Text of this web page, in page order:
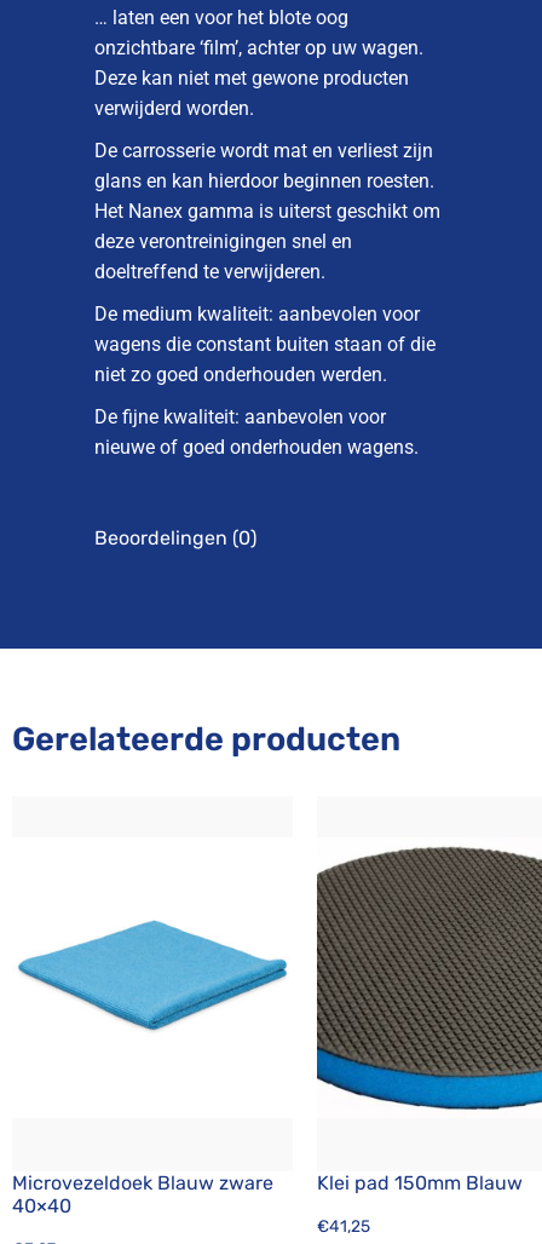
… laten een voor het blote oog
onzichtbare ‘film’, achter op uw wagen.
Deze kan niet met gewone producten
verwijderd worden.
De carrosserie wordt mat en verliest zijn
glans en kan hierdoor beginnen roesten.
Het Nanex gamma is uiterst geschikt om
deze verontreinigingen snel en
doeltreffend te verwijderen.
De medium kwaliteit: aanbevolen voor
wagens die constant buiten staan of die
niet zo goed onderhouden werden.
De fijne kwaliteit: aanbevolen voor
nieuwe of goed onderhouden wagens.
Beoordelingen (0)
Gerelateerde producten
Microvezeldoek Blauw zware
40×40
Klei pad 150mm Blauw
€41,25